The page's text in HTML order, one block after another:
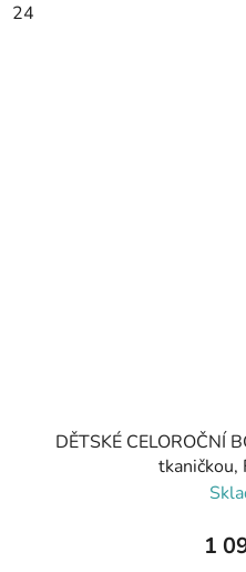
24
DĚTSKÉ CELOROČNÍ
tkaničkou,
1